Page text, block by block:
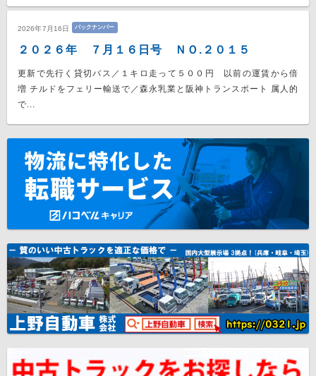
2026年7月16日 バックナンバー
２０２６年 ７月１６日号 ＮＯ.２０１５
更新で先行く貸切バス／１キロ走って５００円 以前の運賃から倍
増 チルドをフェリー輸送で／森永乳業と阪神トランスポート 属人的
で...